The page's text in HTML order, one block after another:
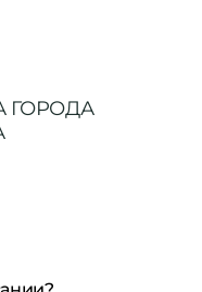
ГОРОДА